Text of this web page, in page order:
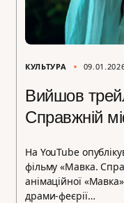
КУЛЬТУРА
Вийшов
Справжній
На YouTube
фільму «Мавка.
анімаційної
драми-феєрії…